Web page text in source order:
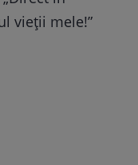
vieții mele!”